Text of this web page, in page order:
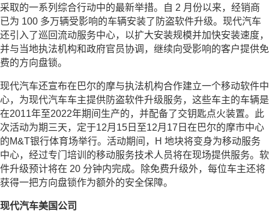
采取的一系列综合行动中的最新举措。自 2 月份以来，经销商
已为 100 多万辆受影响的车辆安装了防盗软件升级。现代汽车
还引入了巡回流动服务中心，以扩大安装规模并加快安装速度，
并与当地执法机构和政府官员协调，继续向受影响的客户提供免
费的方向盘锁。
现代汽车还宣布在巴尔的摩与执法机构合作建立一个移动软件中
心，为现代汽车车主提供防盗软件升级服务，这些车主的车辆是
在2011年至2022年期间生产的，并配备了交钥匙点火装置。此
次活动为期三天，定于12月15日至12月17日在巴尔的摩市中心
的M&T银行体育场举行。活动期间，H 地块将变身为移动服务
中心，经过专门培训的移动服务技术人员将在现场提供服务。软
件升级预计将在 20 分钟内完成。除免费升级外，每位车主还将
获得一把方向盘锁作为额外的安全保障。
现代汽车美国公司